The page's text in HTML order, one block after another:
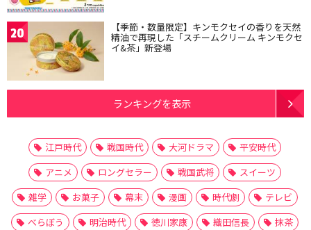
20 【季節・数量限定】キンモクセイの香りを天然
精油で再現した「スチームクリーム キンモクセ
イ&茶」新登場
ランキングを表示
江戸時代 戦国時代 大河ドラマ
平安時代
アニメ
ロングセラー 戦国武将
スイーツ
雑学
お菓子 幕末 漫画 時代劇
テレビ
べらぼう
明治時代 徳川家康 織田信長
抹茶